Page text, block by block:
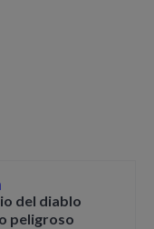
del diablo
peligroso